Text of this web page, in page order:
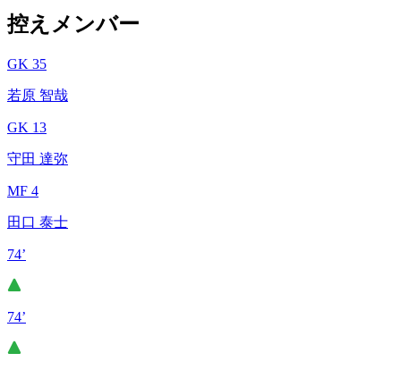
控えメンバー
GK 35
若原 智哉
GK 13
守田 達弥
MF 4
田口 泰士
74’
74’